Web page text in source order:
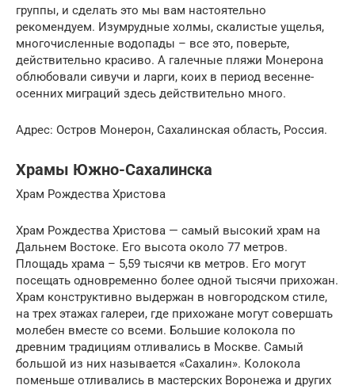
группы, и сделать это мы вам настоятельно
рекомендуем. Изумрудные холмы, скалистые ущелья,
многочисленные водопады – все это, поверьте,
действительно красиво. А галечные пляжи Монерона
облюбовали сивучи и ларги, коих в период весенне-
осенних миграций здесь действительно много.
Адрес: Остров Монерон, Сахалинская область, Россия.
Храмы Южно-Сахалинска
Храм Рождества Христова
Храм Рождества Христова — самый высокий храм на
Дальнем Востоке. Его высота около 77 метров.
Площадь храма – 5,59 тысячи кв метров. Его могут
посещать одновременно более одной тысячи прихожан.
Храм конструктивно выдержан в новгородском стиле,
на трех этажах галереи, где прихожане могут совершать
молебен вместе со всеми. Большие колокола по
древним традициям отливались в Москве. Самый
большой из них называется «Сахалин». Колокола
поменьше отливались в мастерских Воронежа и других